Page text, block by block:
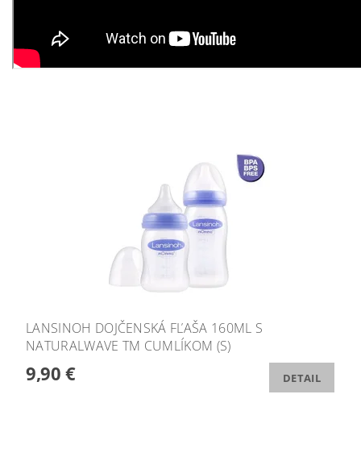
LANSINOH DOJČENSKÁ FĽAŠA 160ML S
NATURALWAVE TM CUMLÍKOM (S)
9,90 € DETAIL